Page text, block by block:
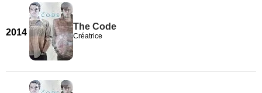
2014
The Code
Créatrice